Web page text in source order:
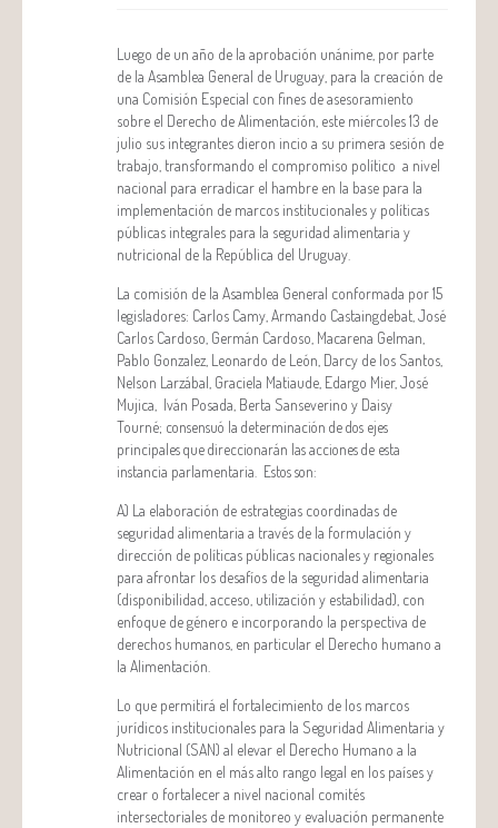
Luego de un año de la aprobación unánime, por parte
de la Asamblea General de Uruguay, para la creación de
una Comisión Especial con fines de asesoramiento
sobre el Derecho de Alimentación, este miércoles 13 de
julio sus integrantes dieron incio a su primera sesión de
trabajo, transformando el compromiso político a nivel
nacional para erradicar el hambre en la base para la
implementación de marcos institucionales y políticas
públicas integrales para la seguridad alimentaria y
nutricional de la República del Uruguay.
La comisión de la Asamblea General conformada por 15
legisladores: Carlos Camy, Armando Castaingdebat, José
Carlos Cardoso, Germán Cardoso, Macarena Gelman,
Pablo Gonzalez, Leonardo de León, Darcy de los Santos,
Nelson Larzábal, Graciela Matiaude, Edargo Mier, José
Mujica, Iván Posada, Berta Sanseverino y Daisy
Tourné; consensuó la determinación de dos ejes
principales que direccionarán las acciones de esta
instancia parlamentaria. Estos son:
A) La elaboración de estrategias coordinadas de
seguridad alimentaria a través de la formulación y
dirección de políticas públicas nacionales y regionales
para afrontar los desafíos de la seguridad alimentaria
(disponibilidad, acceso, utilización y estabilidad), con
enfoque de género e incorporando la perspectiva de
derechos humanos, en particular el Derecho humano a
la Alimentación.
Lo que permitirá el fortalecimiento de los marcos
jurídicos institucionales para la Seguridad Alimentaria y
Nutricional (SAN) al elevar el Derecho Humano a la
Alimentación en el más alto rango legal en los países y
crear o fortalecer a nivel nacional comités
intersectoriales de monitoreo y evaluación permanente